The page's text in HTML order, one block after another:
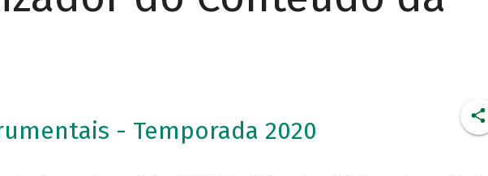
- Temporada 2020